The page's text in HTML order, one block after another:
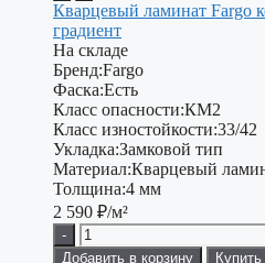
Кварцевый ламинат Fargo
градиент
На складе
Бренд:Fargo
Фаска:Есть
Класс опасности:КМ2
Класс изностойкости:33/42
Укладка:Замковой тип
Материал:Кварцевый
Толщина:4 мм
2 590 ₽/м²
-
Добавить в корзину